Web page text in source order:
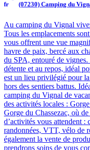
(07230) Camping du
Au camping du Vignal
Tous les emplacements
vous offrent une vue
havre de paix, bercé aux
du SPA, entouré de
détente et au repos, idéal
est un lieu privilégié pour
hors des sentiers battus.
camping du Vignal de
des activités locales :
Gorge du Chassezac, où
d’activités vous attendent
randonnées, VTT, vélo de
également la vente de
prendrons soins de vous